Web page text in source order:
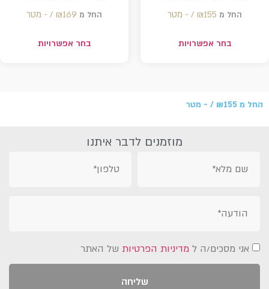
החל מ ₪155 /‏‏‎ ‎- מטר
בחר אפשרויות
החל מ ₪169 /‏‏‎ ‎- מטר
בחר אפשרויות
החל מ ₪155 /‏‏‎ ‎- מטר
מוזמנים לדבר איתנו
אני מסכים/ה ל מדיניות הפרטיות של האתר
שליחה